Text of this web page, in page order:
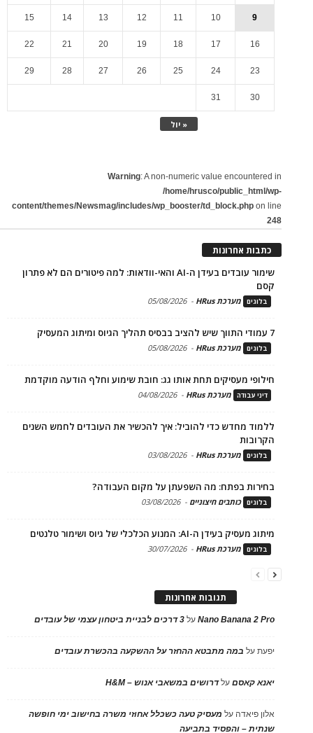
« יול
9
10
11
12
13
14
15
16
17
18
19
20
21
22
23
24
25
26
27
28
29
30
31
Warning: A non-numeric value encountered in
/home/hrusco/public_html/wp-
content/themes/Newsmag/includes/wp_booster/td_block.php on line
248
כתבות אחרונות
שימור עובדים בעידן ה-AI והאי-וודאות: למה פיטורים הם לא פתרון
קסם
בלוגים מערכת HRus -
05/08/2026
7 עמודי התווך שיש להציב בבסיס תהליך הגיוס ומיתוג המעסיק
בלוגים מערכת HRus -
05/08/2026
חילופי מעסיקים תחת אותו גג: חובת שימוע וחלף הודעה מוקדמת
דיני עבודה מערכת HRus -
04/08/2026
ללמוד מחדש כדי להוביל: איך להכשיר את העובדים לחמש השנים
הקרובות
בלוגים מערכת HRus -
03/08/2026
בחירות בפתח: מה השפעתן על מקום העבודה?
בלוגים כותבים חיצוניים -
03/08/2026
מיתוג מעסיק בעידן ה-AI: המנוע הכלכלי של גיוס ושימור טלנטים
בלוגים מערכת HRus -
30/07/2026
תגובות אחרונות
Nano Banana 2 Proעל 3 דרכים לבניית ביטחון עצמי של עובדים
יפעתעל במה מתבטא ההחזר על ההשקעה בהכשרת עובדים
יאנא קאסםעלדרושים במשאבי אנוש – H&M
אלון פיאדה על מעסיק טעה כשכלל אחוזי משרה בחישוב ימי חופשה
שנתית – והפסיד בתביעה